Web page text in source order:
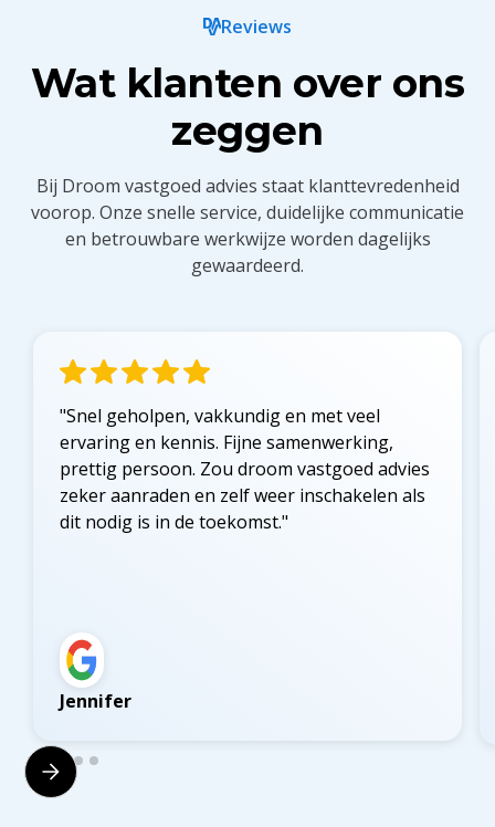
Reviews
Wat klanten over ons
zeggen
Bij Droom vastgoed advies staat klanttevredenheid
voorop. Onze snelle service, duidelijke communicatie
en betrouwbare werkwijze worden dagelijks
gewaardeerd.
"Snel geholpen, vakkundig en met veel
ervaring en kennis. Fijne samenwerking,
prettig persoon. Zou droom vastgoed advies
zeker aanraden en zelf weer inschakelen als
dit nodig is in de toekomst."
Jennifer